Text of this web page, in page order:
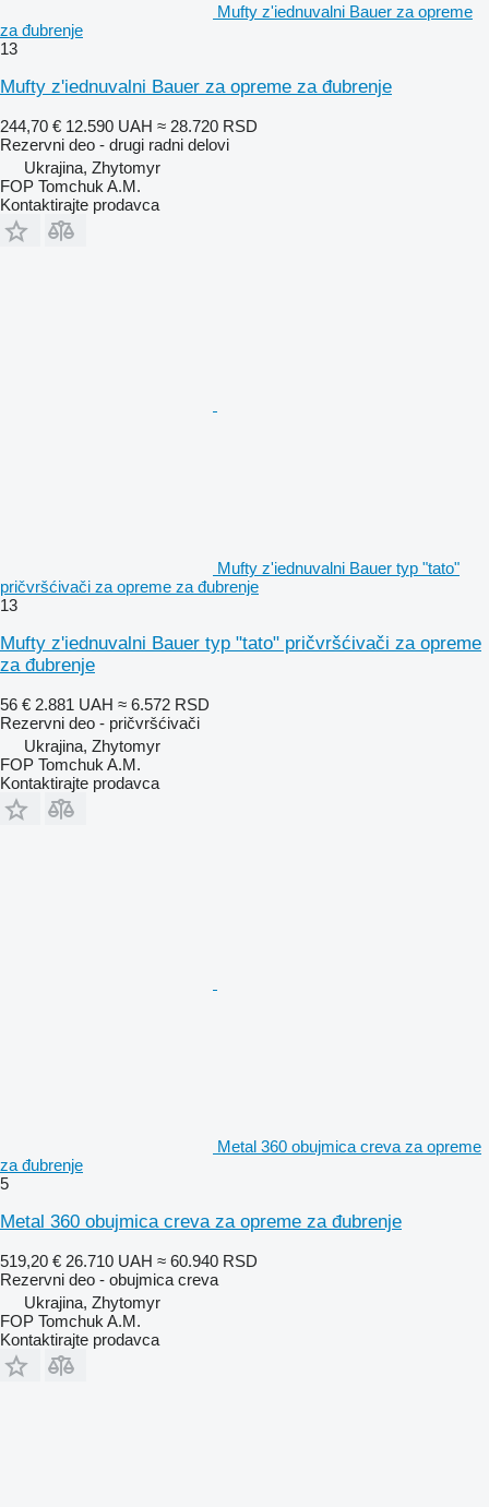
Mufty z'iednuvalni Bauer za opremе
za đubrenje
13
Mufty z'iednuvalni Bauer za opreme za đubrenje
244,70 € 12.590 UAH ≈ 28.720 RSD
Rezervni deo - drugi radni delovi
Ukrajina, Zhytomyr
FOP Tomchuk A.M.
Kontaktirajte prodavca
Mufty z'iednuvalni Bauer typ "tato"
pričvršćivači za opremе za đubrenje
13
Mufty z'iednuvalni Bauer typ "tato" pričvršćivači za opreme
za đubrenje
56 € 2.881 UAH ≈ 6.572 RSD
Rezervni deo - pričvršćivači
Ukrajina, Zhytomyr
FOP Tomchuk A.M.
Kontaktirajte prodavca
Metal 360 obujmica creva za opremе
za đubrenje
5
Metal 360 obujmica creva za opreme za đubrenje
519,20 € 26.710 UAH ≈ 60.940 RSD
Rezervni deo - obujmica creva
Ukrajina, Zhytomyr
FOP Tomchuk A.M.
Kontaktirajte prodavca